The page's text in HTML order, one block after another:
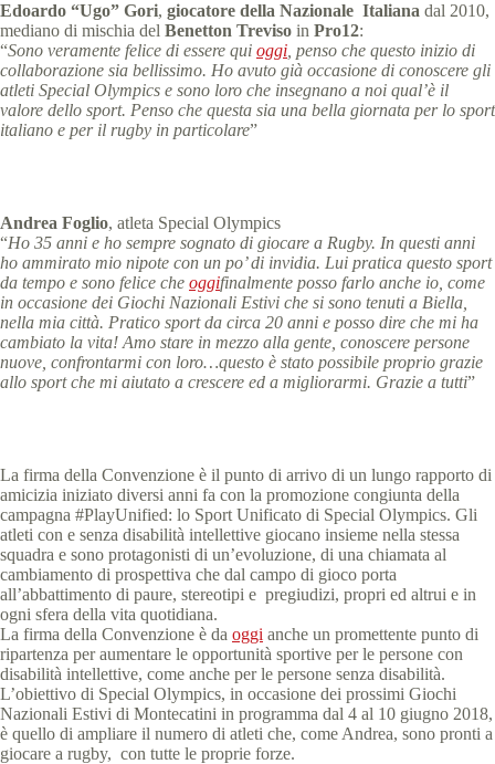
Edoardo “Ugo” Gori, giocatore della Nazionale Italiana dal 2010,
mediano di mischia del Benetton Treviso in Pro12:
“Sono veramente felice di essere qui oggi , penso che questo inizio di
collaborazione sia bellissimo. Ho avuto già occasione di conoscere gli
atleti Special Olympics e sono loro che insegnano a noi qual’è il
valore dello sport. Penso che questa sia una bella giornata per lo sport
italiano e per il rugby in particolare”
Andrea Foglio, atleta Special Olympics
“Ho 35 anni e ho sempre sognato di giocare a Rugby. In questi anni
ho ammirato mio nipote con un po’ di invidia. Lui pratica questo sport
da tempo e sono felice che oggifinalmente posso farlo anche io, come
in occasione dei Giochi Nazionali Estivi che si sono tenuti a Biella,
nella mia città. Pratico sport da circa 20 anni e posso dire che mi ha
cambiato la vita! Amo stare in mezzo alla gente, conoscere persone
nuove, confrontarmi con loro…questo è stato possibile proprio grazie
allo sport che mi aiutato a crescere ed a migliorarmi. Grazie a tutti”
La firma della Convenzione è il punto di arrivo di un lungo rapporto di
amicizia iniziato diversi anni fa con la promozione congiunta della
campagna #PlayUnified: lo Sport Unificato di Special Olympics. Gli
atleti con e senza disabilità intellettive giocano insieme nella stessa
squadra e sono protagonisti di un’evoluzione, di una chiamata al
cambiamento di prospettiva che dal campo di gioco porta
all’abbattimento di paure, stereotipi e pregiudizi, propri ed altrui e in
ogni sfera della vita quotidiana.
La firma della Convenzione è da oggi anche un promettente punto di
ripartenza per aumentare le opportunità sportive per le persone con
disabilità intellettive, come anche per le persone senza disabilità.
L’obiettivo di Special Olympics, in occasione dei prossimi Giochi
Nazionali Estivi di Montecatini in programma dal 4 al 10 giugno 2018,
è quello di ampliare il numero di atleti che, come Andrea, sono pronti a
giocare a rugby, con tutte le proprie forze.